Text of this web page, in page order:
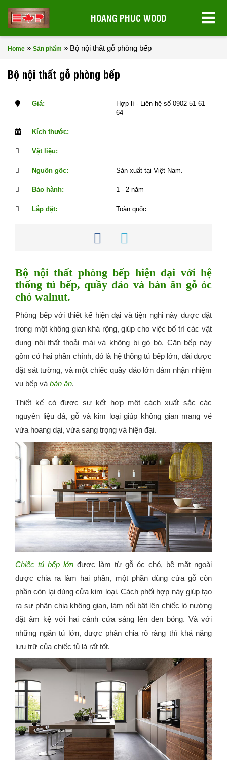
HOANG PHUC WOOD
Home » Sản phẩm » Bộ nội thất gỗ phòng bếp
Bộ nội thất gỗ phòng bếp
Giá:
Hợp lí - Liên hệ số 0902 51 61
64
Kích thước:
Vật liệu:
Nguồn gốc: Sản xuất tại Việt Nam.
Bảo hành: 1 - 2 năm
Lắp đặt: Toàn quốc
Bộ nội thất phòng bếp hiện đại với hệ
thống tủ bếp, quầy đảo và bàn ăn gỗ óc
chó walnut.
Phòng bếp với thiết kế hiện đại và tiện nghi này được đặt
trong một không gian khá rộng, giúp cho việc bố trí các vật
dụng nội thất thoải mái và không bị gò bó. Căn bếp này
gồm có hai phần chính, đó là hệ thống tủ bếp lớn, dài được
đặt sát tường, và một chiếc quầy đảo lớn đảm nhận nhiệm
vụ bếp và bàn ăn.
Thiết kế có được sự kết hợp một cách xuất sắc các
nguyên liệu đá, gỗ và kim loại giúp không gian mang vẻ
vừa hoang dại, vừa sang trọng và hiện đại.
Chiếc tủ bếp lớn được làm từ gỗ óc chó, bề mặt ngoài
được chia ra làm hai phần, một phần dùng cửa gỗ còn
phần còn lại dùng cửa kim loại. Cách phối hợp này giúp tạo
ra sự phân chia không gian, làm nổi bật lên chiếc lò nướng
đặt âm kệ với hai cánh cửa sáng lên đen bóng. Và với
những ngăn tủ lớn, được phân chia rõ ràng thì khả năng
lưu trữ của chiếc tủ là rất tốt.